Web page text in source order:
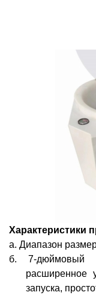
Характеристики
а. Диапазон
б. 7-дюймовый
расширенное
запуска,